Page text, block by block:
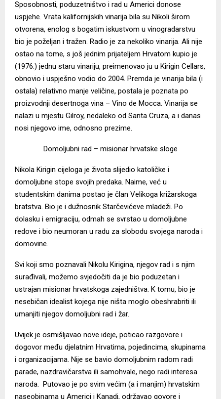
Sposobnosti, poduzetništvo i rad u Americi donose
uspjehe. Vrata kalifornijskih vinarija bila su Nikoli širom
otvorena, enolog s bogatim iskustvom u vinogradarstvu
bio je poželjan i tražen. Radio je za nekoliko vinarija. Ali nije
ostao na tome, s još jednim prijateljem Hrvatom kupio je
(1976.) jednu staru vinariju, preimenovao ju u Kirigin Cellars,
obnovio i uspješno vodio do 2004. Premda je vinarija bila (i
ostala) relativno manje veličine, postala je poznata po
proizvodnji desertnoga vina – Vino de Mocca. Vinarija se
nalazi u mjestu Gilroy, nedaleko od Santa Cruza, a i danas
nosi njegovo ime, odnosno prezime.
Domoljubni rad – misionar hrvatske sloge
Nikola Kirigin cijeloga je života slijedio katoličke i
domoljubne stope svojih predaka. Naime, već u
studentskim danima postao je član Velikoga križarskoga
bratstva. Bio je i dužnosnik Starčevićeve mladeži. Po
dolasku i emigraciju, odmah se svrstao u domoljubne
redove i bio neumoran u radu za slobodu svojega naroda i
domovine.
Svi koji smo poznavali Nikolu Kirigina, njegov rad i s njim
surađivali, možemo svjedočiti da je bio poduzetan i
ustrajan misionar hrvatskoga zajedništva. K tomu, bio je
nesebičan idealist kojega nije ništa moglo obeshrabriti ili
umanjiti njegov domoljubni rad i žar.
Uvijek je osmišljavao nove ideje, poticao razgovore i
dogovor među djelatnim Hrvatima, pojedincima, skupinama
i organizacijama. Nije se bavio domoljubnim radom radi
parade, nazdravičarstva ili samohvale, nego radi interesa
naroda. Putovao je po svim većim (a i manjim) hrvatskim
naseobinama u Americi i Kanadi, održavao govore i